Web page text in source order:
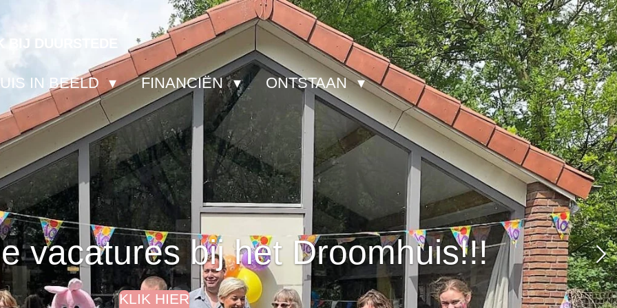
BIJ DUURSTEDE
IN BEELD FINANCIËN ONTSTAAN
vacatures bij het Droomhuis!!!
KLIK HIER